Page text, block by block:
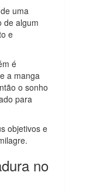
uma
de algum
e
é
a manga
o sonho
para
objetivos e
no